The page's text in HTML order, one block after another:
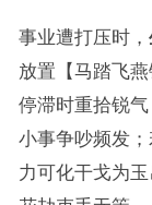
事业遭打压时，
放置【马踏飞
停滞时重拾锐气
小事争吵频发
力可化干戈为